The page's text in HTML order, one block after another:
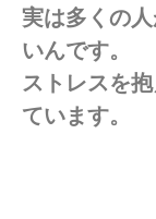
実は多くの
いんです。
ストレスを
ています。